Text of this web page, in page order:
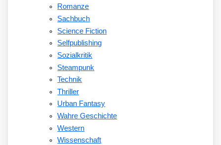
Romanze
Sachbuch
Science Fiction
Selfpublishing
Sozialkritik
Steampunk
Technik
Thriller
Urban Fantasy
Wahre Geschichte
Western
Wissenschaft